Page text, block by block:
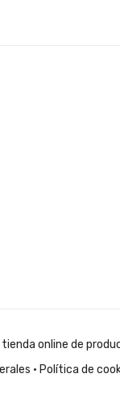
· Política de